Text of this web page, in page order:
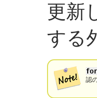
更新
する
認